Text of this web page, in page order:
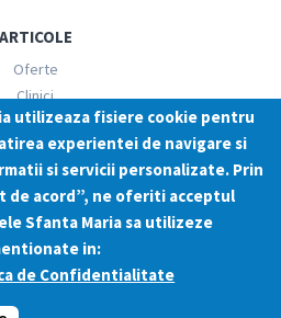
ARTICOLE
Oferte
Clinici
Analize
medicale
SOCIALE
CENTER S.R.L Toate drepturile rezervate.
utilizeaza fisiere cookie pentru
experientei de navigare si
si servicii personalizate. Prin
de acord”, ne oferiti acceptul
Sfanta Maria sa utilizeze
in:
de Confidentialitate